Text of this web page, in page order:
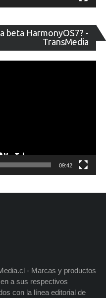
beta HarmonyOS7? -
TransMedia
de
09:42
- Marcas y productos
a sus respectivos
con la línea editorial de